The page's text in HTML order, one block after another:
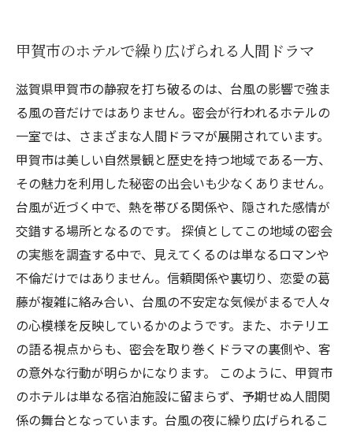
甲賀市のホテルで繰り広げられる人間ドラマ
滋賀県甲賀市の静寂を打ち破るのは、台風の影響で強ま
る風の音だけではありません。密会が行われるホテルの
一室では、さまざまな人間ドラマが展開されています。
甲賀市は美しい自然景観と歴史を持つ地域である一方、
その魅力を利用した秘密の出会いも少なくありません。
台風が近づく中で、熱を帯びる関係や、隠された感情が
交錯する場所となるのです。 探偵としてこの地域の密会
の実態を調査する中で、見えてくるのは単なるロマンや
不倫だけではありません。信頼関係や裏切り、恋愛の葛
藤が複雑に絡み合い、台風の不安定な気候がまるで人々
の心模様を反映しているかのようです。また、ホテリエ
の語る視点からも、密会を取り巻くドラマの裏側や、客
の意外な行動が明らかになります。 このように、甲賀市
のホテルは単なる宿泊施設に留まらず、予期せぬ人間関
係の舞台となっています。台風の夜に繰り広げられるこ